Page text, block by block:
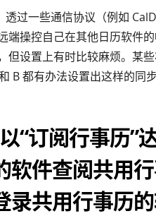
透过一些通信协议（例如
端操控自己在其他日历软件
但设置上有时比较麻烦。某
B 都有办法设置出这样的同
以“订阅行事历
软件查阅共用
录共用行事历的